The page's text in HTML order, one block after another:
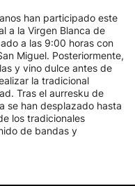
han participado este
a la Virgen Blanca de
a las 9:00 horas con
Miguel. Posteriormente,
y vino dulce antes de
la tradicional
Tras el aurresku de
se han desplazado hasta
los tradicionales
de bandas y